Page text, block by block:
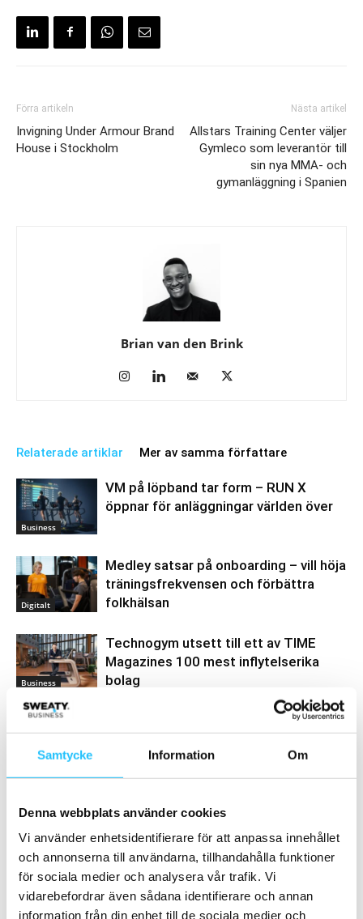
Samtycke Information Om
Denna webbplats använder cookies
Vi använder enhetsidentifierare för att anpassa innehållet
och annonserna till användarna, tillhandahålla funktioner
för sociala medier och analysera vår trafik. Vi
vidarebefordrar även sådana identifierare och annan
information från din enhet till de sociala medier och
Förra artikeln
Invigning Under Armour Brand
House i Stockholm
Nästa artikel
Allstars Training Center väljer
Gymleco som leverantör till
sin nya MMA- och
gymanläggning i Spanien
Brian van den Brink
Relaterade artiklar Mer av samma författare
Business
VM på löpband tar form – RUN X
öppnar för anläggningar världen över
Digitalt
Medley satsar på onboarding – vill höja
träningsfrekvensen och förbättra
folkhälsan
Business
Technogym utsett till ett av TIME
Magazines 100 mest inflytelserika
bolag
MEST POPULÄRA
Din guide till rätt bildstorlek för sociala
medier 2018